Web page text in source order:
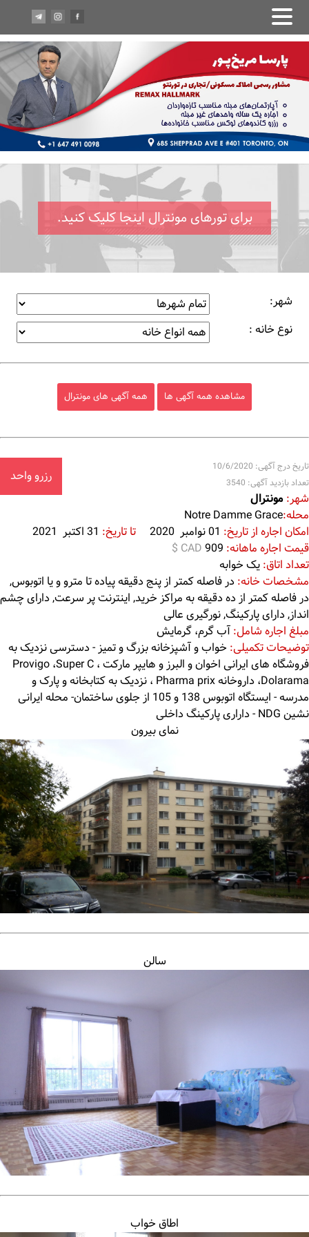
برای تورهای مونترال اینجا کلیک کنید.
شهر:
نوع خانه :
مشاهده همه آگهی ها همه آگهی های مونترال
رزرو واحد
تاریخ درج آگهی: 10/6/2020
تعداد بازدید آگهی: 3540
شهر:مونترال
محله:Notre Damme Grace
امکان اجاره از تاریخ: 01 نوامبر 2020 تا تاریخ: 31 اکتبر 2021
قیمت اجاره ماهانه:
$ CAD
تعداد اتاق:یک خوابه
مشخصات خانه:در فاصله کمتر از پنج دقیقه پیاده تا مترو و یا اتوبوس,
در فاصله کمتر از ده دقیقه به مراکز خرید, اینترنت پر سرعت, دارای چشم
انداز, دارای پارکینگ, نورگیری عالی
مبلغ اجاره شامل:آب گرم، گرمایش
توضیحات تکمیلی: خواب و آشپزخانه بزرگ و تمیز - دسترسی نزدیک به
فروشگاه های ایرانی اخوان و البرز و هایپر مارکت Provigo ،Super C ،
Dolarama، داروخانه Pharma prix ، نزدیک به کتابخانه و پارک و
مدرسه - ایستگاه اتوبوس 138 و 105 از جلوی ساختمان- محله ایرانی
نشین NDG - داراری پارکینگ داخلی
نمای بیرون
سالن
اطاق خواب